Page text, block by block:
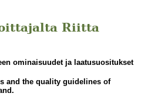
Riitta
ominaisuudet ja laatusuositukset
and the quality guidelines of